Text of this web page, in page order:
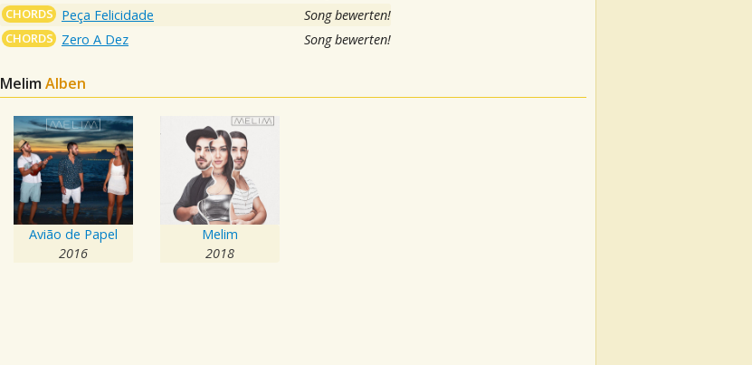
CHORDS Peça Felicidade Song bewerten!
CHORDS Zero A Dez Song bewerten!
MelimAlben
Avião de Papel
2016
Melim
2018